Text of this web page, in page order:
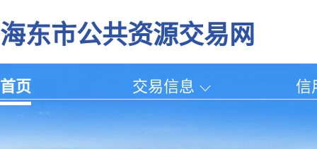
海东市公共资源交易网
首页 交易信息 信